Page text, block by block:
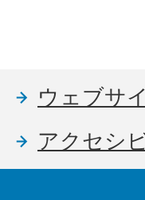
ウェブサ
アクセシ